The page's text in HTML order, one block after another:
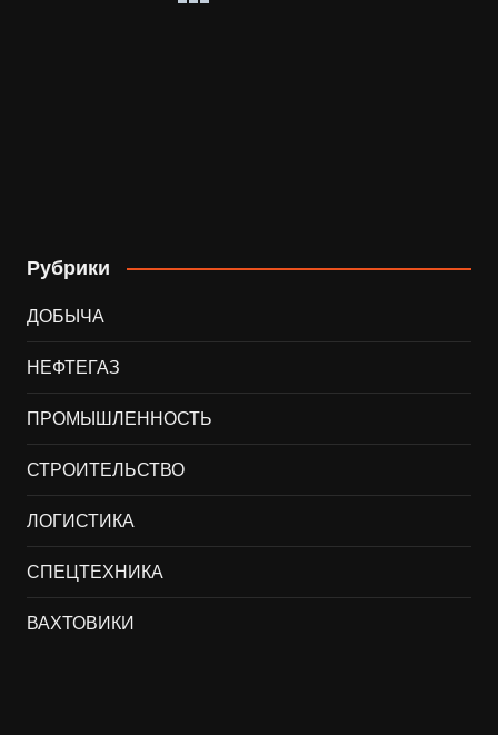
Рубрики
ДОБЫЧА
НЕФТЕГАЗ
ПРОМЫШЛЕННОСТЬ
СТРОИТЕЛЬСТВО
ЛОГИСТИКА
СПЕЦТЕХНИКА
ВАХТОВИКИ